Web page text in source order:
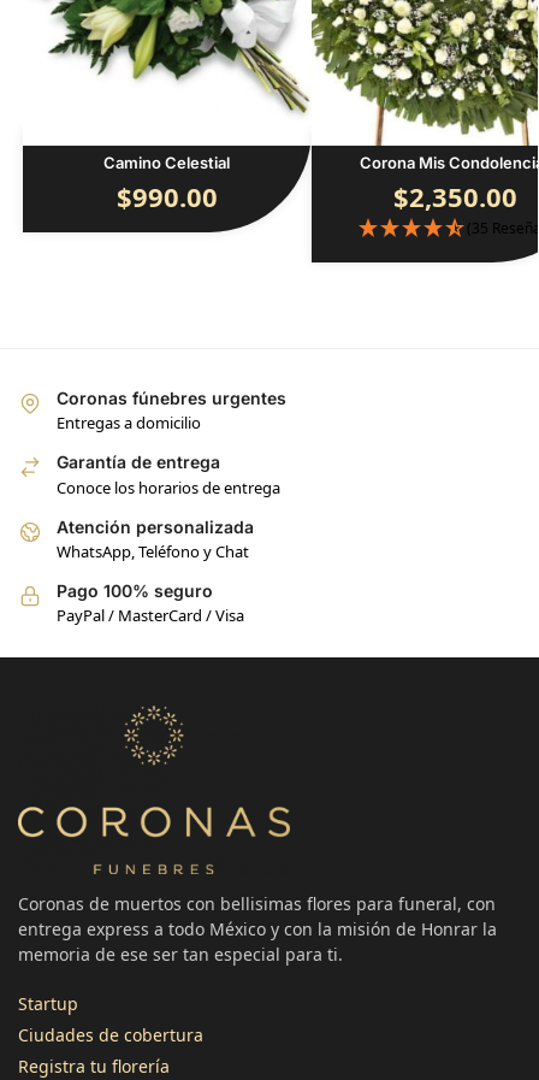
Camino Celestial
$990.00
Corona Mis
$2,350.00
(35
Coronas fúnebres urgentes
Entregas a domicilio
Garantía de entrega
Conoce los horarios de entrega
Atención personalizada
WhatsApp, Teléfono y Chat
Pago 100% seguro
PayPal / MasterCard / Visa
Coronas de muertos con bellisimas flores para funeral, con
entrega express a todo México y con la misión de Honrar la
memoria de ese ser tan especial para ti.
Startup
Ciudades de cobertura
Registra tu florería
3496 Reseñas